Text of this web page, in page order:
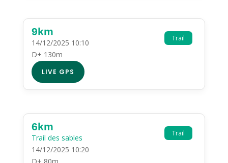
Trail
9km
14/12/2025 10:10
D+ 130m
LIVE GPS
Trail
6km
Trail des sables
14/12/2025 10:20